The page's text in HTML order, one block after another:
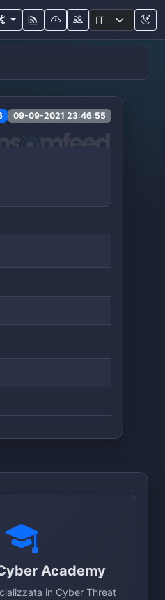
09-09-2021 23:46:55
Academy
in Cyber Threat